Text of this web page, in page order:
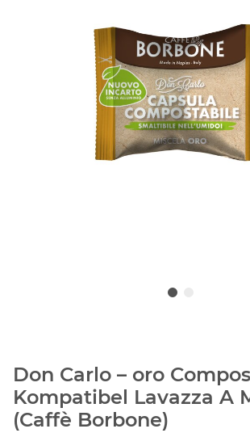
Don Carlo – oro
Kompatibel Lavazza A
(Caffè Borbone)